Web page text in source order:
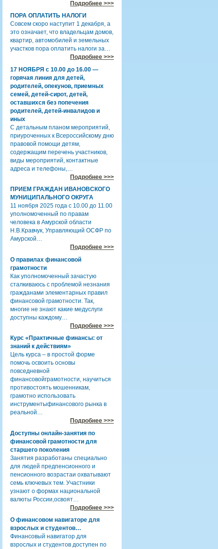
Подробнее >>>
ПОРА ОПЛАТИТЬ НАЛОГИ
Совсем скоро наступит 1 декабря, а
это означает, что владельцам домов,
квартир, автомобилей и земельных
участков пора оплатить налоги за…
Подробнее >>>
17 НОЯБРЯ с 10.00 до 16.00 —
горячая линия для детей,
родителей, опекунов, приемных
семей, детей-сирот, детей,
оставшихся без попечения
родителей, детей-инвалидов и
иных
С детальным планом мероприятий,
приуроченных к Всероссийскому дню
правовой помощи детям,
содержащим перечень участников,
виды мероприятий, контактные
адреса и телефоны,…
Подробнее >>>
ПРИЕМ ГРАЖДАН ИВАНОВСКОГО
МУНИЦИПАЛЬНОГО ОКРУГА
11 ноября 2025 года с 10.00 до 11.00
уполномоченный по правам
человека в Амурской области
Н.В.Кравчук, Управляющий ОСФР по
Амурской…
Подробнее >>>
О правилах финансовой
грамотности
Как уполномоченный зачастую
сталкиваюсь с проблемой незнания
гражданами элементарных правил
финансовой грамотности. Так,
многие не знают какие медуслуги
доступны каждому…
Подробнее >>>
Курс «Практичные финансы: от
знаний к действиям»
Цель курса – в простой форме
помочь освоить основы
повседневной
финансовойграмотности, научиться
противостоять мошенникам,
грамотно использовать
инструментыфинансового рынка в
реальной…
Подробнее >>>
Доступны онлайн-занятия по
финансовой грамотности для
старшего поколения
Занятия разработаны специально
для людей предпенсионного и
пенсионного возрастаи охватывают
семь ключевых тем. Участники
узнают о формах национальной
валюты России,освоят…
Подробнее >>>
О финансовом навигаторе для
взрослых и студентов…
Финансовый навигатор для
взрослых и студентов доступен по